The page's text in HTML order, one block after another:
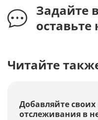
Задайте
Читайте
Добавляйте
отслеживания в